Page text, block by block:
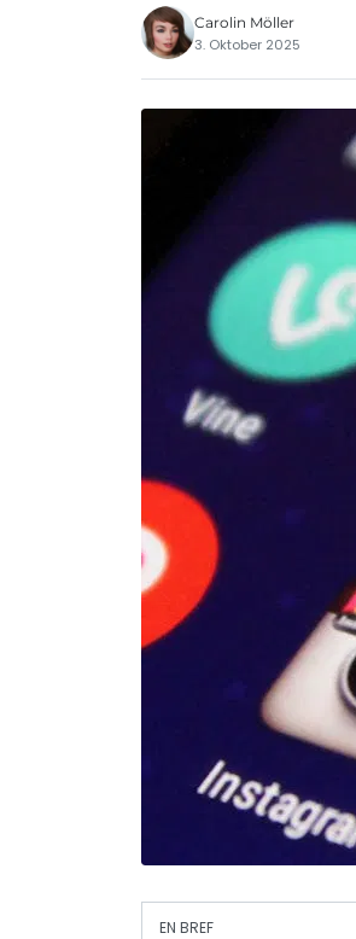
Carolin Möller
3. Oktober 2025
EN BREF